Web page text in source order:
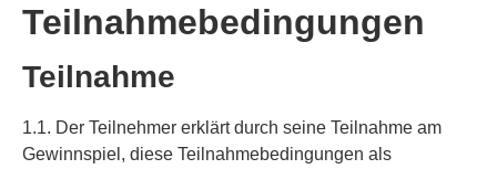
Teilnahmebedingungen
Teilnahme
1.1. Der Teilnehmer erklärt durch seine Teilnahme am
Gewinnspiel, diese Teilnahmebedingungen als